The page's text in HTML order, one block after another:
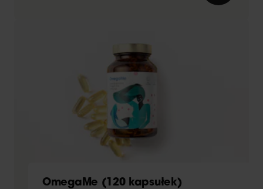
OmegaMe (120 kapsułek)